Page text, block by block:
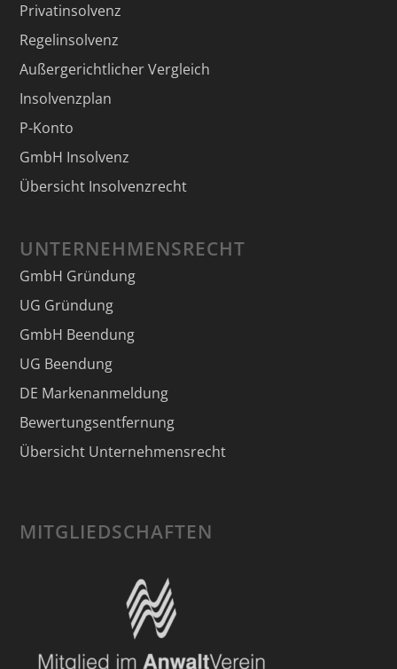
Privatinsolvenz
Regelinsolvenz
Außergerichtlicher Vergleich
Insolvenzplan
P-Konto
GmbH Insolvenz
Übersicht Insolvenzrecht
UNTERNEHMENSRECHT
GmbH Gründung
UG Gründung
GmbH Beendung
UG Beendung
DE Markenanmeldung
Bewertungsentfernung
Übersicht Unternehmensrecht
MITGLIEDSCHAFTEN